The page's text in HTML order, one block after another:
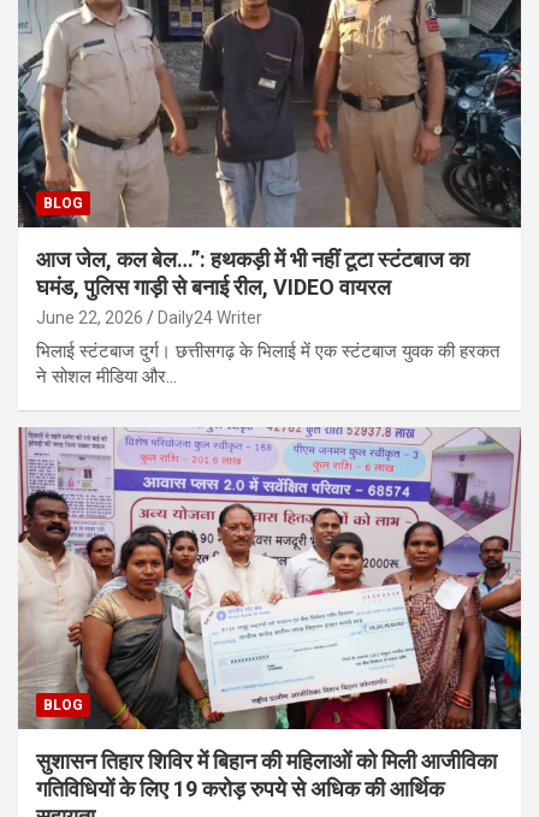
BLOG
आज जेल, कल बेल…”: हथकड़ी में भी नहीं टूटा स्टंटबाज का
घमंड, पुलिस गाड़ी से बनाई रील, VIDEO वायरल
June 22, 2026 Daily24 Writer
भिलाई स्टंटबाज दुर्ग। छत्तीसगढ़ के भिलाई में एक स्टंटबाज युवक की हरकत
ने सोशल मीडिया और…
BLOG
सुशासन तिहार शिविर में बिहान की महिलाओं को मिली आजीविका
गतिविधियों के लिए 19 करोड़ रुपये से अधिक की आर्थिक